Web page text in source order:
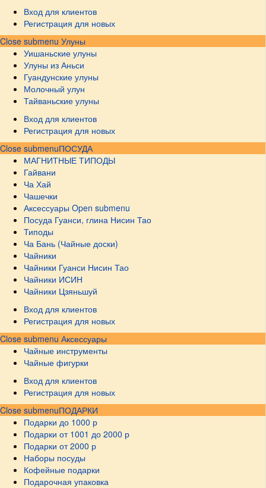
Вход для клиентов
Регистрация для новых
Close submenu Улуны
Уишаньские улуны
Улуны из Аньси
Гуандунские улуны
Молочный улун
Тайваньские улуны
Вход для клиентов
Регистрация для новых
Close submenuПОСУДА
МАГНИТНЫЕ ТИПОДЫ
Гайвани
Ча Хай
Чашечки
Аксессуары Open submenu
Посуда Гуанси, глина Нисин Тао
Типоды
Ча Бань (Чайные доски)
Чайники
Чайники Гуанси Нисин Тао
Чайники ИСИН
Чайники Цзяньшуй
Вход для клиентов
Регистрация для новых
Close submenu Аксессуары
Чайные инструменты
Чайные фигурки
Вход для клиентов
Регистрация для новых
Close submenuПОДАРКИ
Подарки до 1000 р
Подарки от 1001 до 2000 р
Подарки от 2000 р
Наборы посуды
Кофейные подарки
Подарочная упаковка